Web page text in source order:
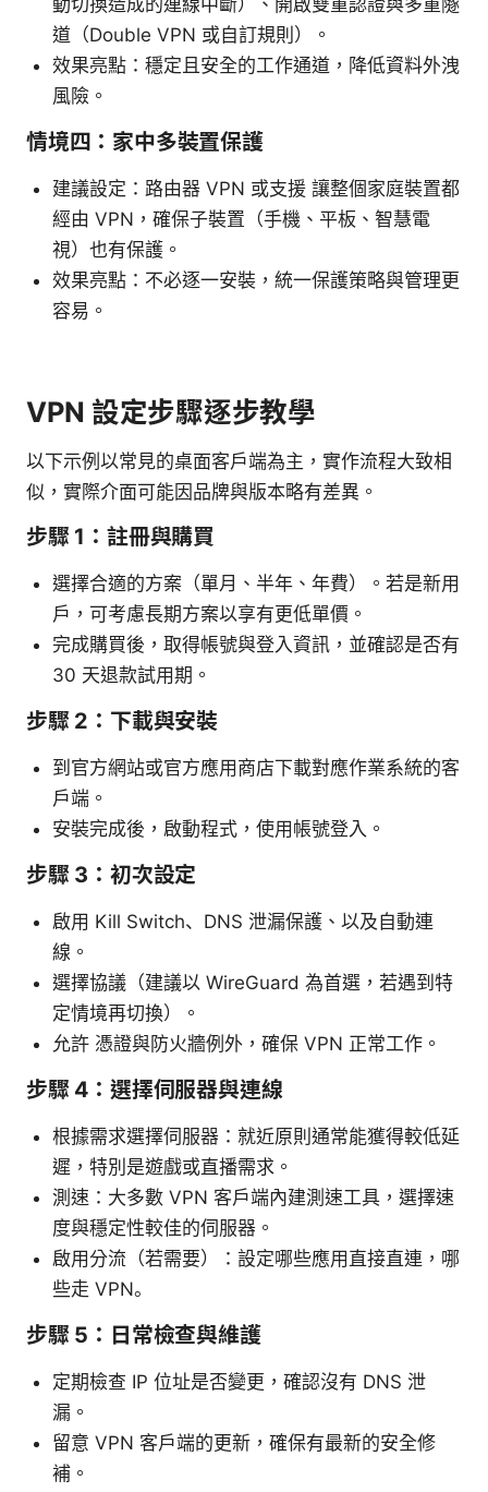
動切換造成的連線中斷）、開啟雙重認證與多重隧
道（Double VPN 或自訂規則）。
效果亮點：穩定且安全的工作通道，降低資料外洩
風險。
情境四：家中多裝置保護
建議設定：路由器 VPN 或支援 讓整個家庭裝置都
經由 VPN，確保子裝置（手機、平板、智慧電
視）也有保護。
效果亮點：不必逐一安裝，統一保護策略與管理更
容易。
VPN 設定步驟逐步教學
以下示例以常見的桌面客戶端為主，實作流程大致相
似，實際介面可能因品牌與版本略有差異。
步驟 1：註冊與購買
選擇合適的方案（單月、半年、年費）。若是新用
戶，可考慮長期方案以享有更低單價。
完成購買後，取得帳號與登入資訊，並確認是否有
30 天退款試用期。
步驟 2：下載與安裝
到官方網站或官方應用商店下載對應作業系統的客
戶端。
安裝完成後，啟動程式，使用帳號登入。
步驟 3：初次設定
啟用 Kill Switch、DNS 泄漏保護、以及自動連
線。
選擇協議（建議以 WireGuard 為首選，若遇到特
定情境再切換）。
允許 憑證與防火牆例外，確保 VPN 正常工作。
步驟 4：選擇伺服器與連線
根據需求選擇伺服器：就近原則通常能獲得較低延
遲，特別是遊戲或直播需求。
測速：大多數 VPN 客戶端內建測速工具，選擇速
度與穩定性較佳的伺服器。
啟用分流（若需要）：設定哪些應用直接直連，哪
些走 VPN。
步驟 5：日常檢查與維護
定期檢查 IP 位址是否變更，確認沒有 DNS 泄
漏。
留意 VPN 客戶端的更新，確保有最新的安全修
補。